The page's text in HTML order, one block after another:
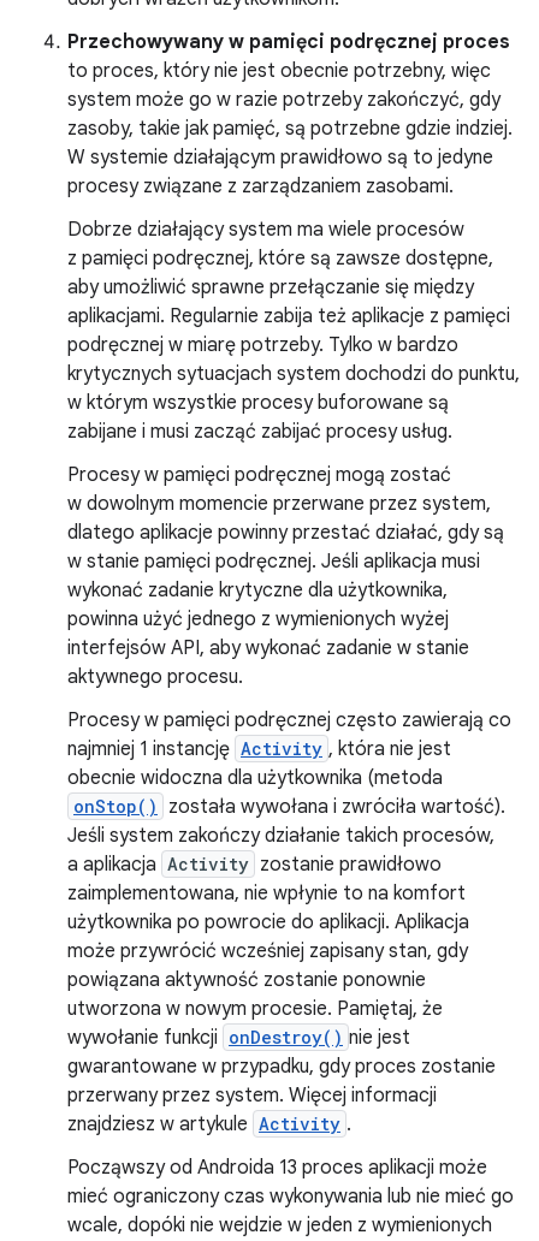
Przechowywany w pamięci podręcznej proces
to proces, który nie jest obecnie potrzebny, więc
system może go w razie potrzeby zakończyć, gdy
zasoby, takie jak pamięć, są potrzebne gdzie indziej.
W systemie działającym prawidłowo są to jedyne
procesy związane z zarządzaniem zasobami.
Dobrze działający system ma wiele procesów
z pamięci podręcznej, które są zawsze dostępne,
aby umożliwić sprawne przełączanie się między
aplikacjami. Regularnie zabija też aplikacje z pamięci
podręcznej w miarę potrzeby. Tylko w bardzo
krytycznych sytuacjach system dochodzi do punktu,
w którym wszystkie procesy buforowane są
zabijane i musi zacząć zabijać procesy usług.
Procesy w pamięci podręcznej mogą zostać
w dowolnym momencie przerwane przez system,
dlatego aplikacje powinny przestać działać, gdy są
w stanie pamięci podręcznej. Jeśli aplikacja musi
wykonać zadanie krytyczne dla użytkownika,
powinna użyć jednego z wymienionych wyżej
interfejsów API, aby wykonać zadanie w stanie
aktywnego procesu.
Procesy w pamięci podręcznej często zawierają co
najmniej 1 instancję Activity , która nie jest
obecnie widoczna dla użytkownika (metoda
onStop()
została wywołana i zwróciła wartość).
Jeśli system zakończy działanie takich procesów,
a aplikacja Activity zostanie prawidłowo
zaimplementowana, nie wpłynie to na komfort
użytkownika po powrocie do aplikacji. Aplikacja
może przywrócić wcześniej zapisany stan, gdy
powiązana aktywność zostanie ponownie
utworzona w nowym procesie. Pamiętaj, że
wywołanie funkcji onDestroy() nie jest
gwarantowane w przypadku, gdy proces zostanie
przerwany przez system. Więcej informacji
znajdziesz w artykule Activity .
Począwszy od Androida 13 proces aplikacji może
mieć ograniczony czas wykonywania lub nie mieć go
wcale, dopóki nie wejdzie w jeden z wymienionych